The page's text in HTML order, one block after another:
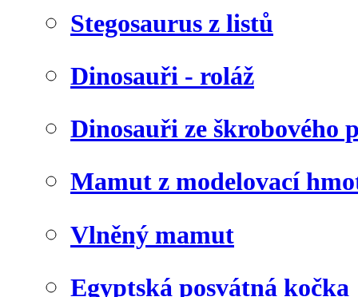
Stegosaurus z listů
Dinosauři - roláž
Dinosauři ze škrobového
Mamut z modelovací
Vlněný mamut
Egyptská posvátná kočka